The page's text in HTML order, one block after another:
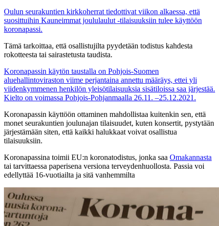
Oulun seurakuntien kirkkoherrat tiedottivat viikon alkaessa, että
suosittuihin Kauneimmat joululaulut -tilaisuuksiin tulee käyttöön
koronapassi.
Tämä tarkoittaa, että osallistujilta pyydetään todistus kahdesta
rokotteesta tai sairastetusta taudista.
Koronapassin käytön taustalla on Pohjois-Suomen
aluehallintoviraston viime perjantaina annettu määräys, ettei yli
viidenkymmenen henkilön yleisötilaisuuksia sisätiloissa saa järjestää.
Kielto on voimassa Pohjois-Pohjanmaalla 26.11. –25.12.2021.
Koronapassin käyttöön ottaminen mahdollistaa kuitenkin sen, että
monet seurakuntien joulunajan tilaisuudet, kuten konsertit, pystytään
järjestämään siten, että kaikki halukkaat voivat osallistua
tilaisuuksiin.
Koronapassina toimii EU:n koronatodistus, jonka saa Omakannasta
tai tarvittaessa paperisena versiona terveydenhuollosta. Passia voi
edellyttää 16-vuotiailta ja sitä vanhemmilta